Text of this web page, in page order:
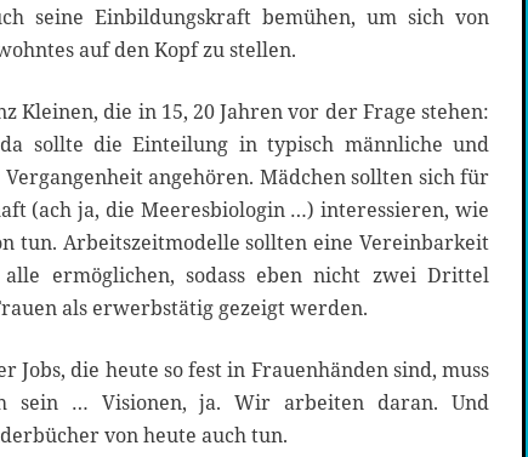
seine Einbildungskraft bemühen, um sich von
auf den Kopf zu stellen.
Kleinen, die in 15, 20 Jahren vor der Frage stehen:
sollte die Einteilung in typisch männliche und
angehören. Mädchen sollten sich für
(ach ja, die Meeresbiologin …) interessieren, wie
tun. Arbeitszeitmodelle sollten eine Vereinbarkeit
ermöglichen, sodass eben nicht zwei Drittel
als erwerbstätig gezeigt werden.
Jobs, die heute so fest in Frauenhänden sind, muss
sein … Visionen, ja. Wir arbeiten daran. Und
von heute auch tun.